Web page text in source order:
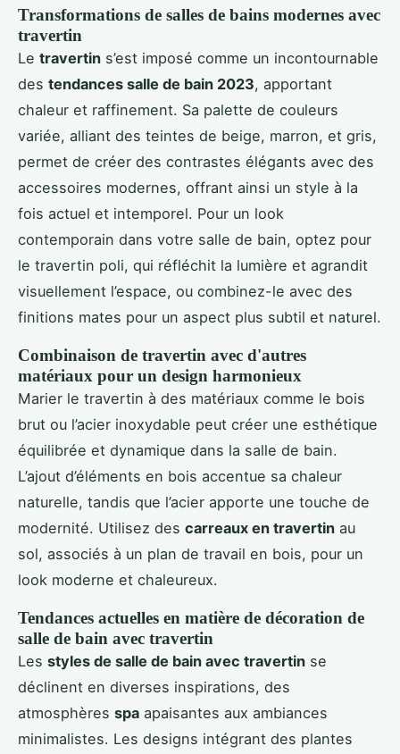
Transformations de salles de bains modernes avec
travertin
Le travertin s’est imposé comme un incontournable
des tendances salle de bain 2023, apportant
chaleur et raffinement. Sa palette de couleurs
variée, alliant des teintes de beige, marron, et gris,
permet de créer des contrastes élégants avec des
accessoires modernes, offrant ainsi un style à la
fois actuel et intemporel. Pour un look
contemporain dans votre salle de bain, optez pour
le travertin poli, qui réfléchit la lumière et agrandit
visuellement l’espace, ou combinez-le avec des
finitions mates pour un aspect plus subtil et naturel.
Combinaison de travertin avec d'autres
matériaux pour un design harmonieux
Marier le travertin à des matériaux comme le bois
brut ou l’acier inoxydable peut créer une esthétique
équilibrée et dynamique dans la salle de bain.
L’ajout d’éléments en bois accentue sa chaleur
naturelle, tandis que l’acier apporte une touche de
modernité. Utilisez des carreaux en travertin au
sol, associés à un plan de travail en bois, pour un
look moderne et chaleureux.
Tendances actuelles en matière de décoration de
salle de bain avec travertin
Les styles de salle de bain avec travertin se
déclinent en diverses inspirations, des
atmosphères spa apaisantes aux ambiances
minimalistes. Les designs intégrant des plantes